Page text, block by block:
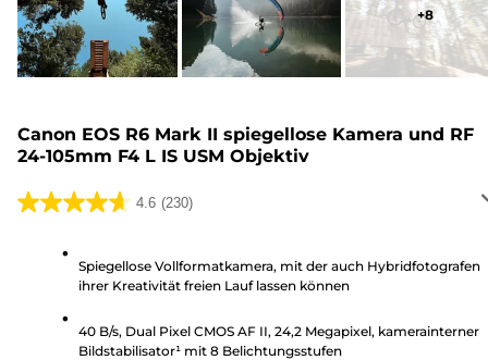
+8
Canon EOS R6 Mark II spiegellose Kamera und RF
24-105mm F4 L IS USM Objektiv
4.6 (230)
4.6
Sternen.
Bewertungen
Spiegellose Vollformatkamera, mit der auch Hybridfotografen
ihrer Kreativität freien Lauf lassen können
40 B/s, Dual Pixel CMOS AF II, 24,2 Megapixel, kamerainterner
Bildstabilisator¹ mit 8 Belichtungsstufen